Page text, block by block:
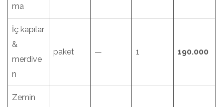
ma
İç kapılar
&
merdive
n
paket — 1 190.000
Zemin